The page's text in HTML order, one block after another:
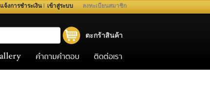
ลงทะเบียนสมาชิก
เข้าสู่ระบบ
แจ้งการชำระเงิน
ตะกร้าสินค้า